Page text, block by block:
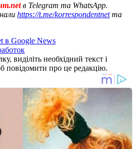
в Telegram та WhatsApp.
https://t.me/korrespondentnetта
в Google News
виділіть необхідний текст і
повідомити про це редакцію.